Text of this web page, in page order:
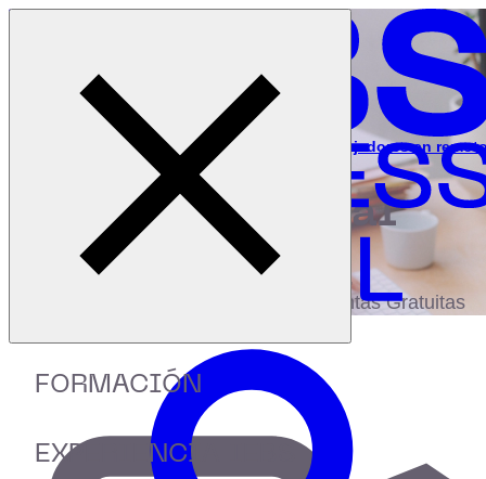
FORMACIÓN
EXPERIENCIA IEBS
Inicio
Recursos
Webinar: Plan de bienvenida para trabajadores en
bibliotecadigital
Accede a más de 150 Recursos, Guías,
eBooks,Plantillas, Estudios y Herramientas Gratuitas